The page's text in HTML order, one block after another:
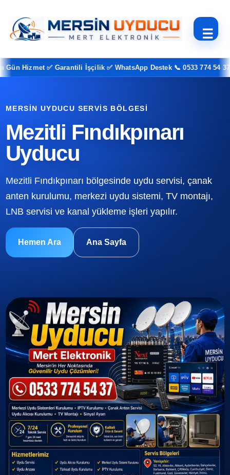
☰
Hizmet ✅ Garantili İşçilik ✅ WhatsApp Destek 📞 0533 774 54 37
MERSIN UYDUCU SERVIS BÖLGESI
Mezitli Fındıkpınarı
Uyducu
Mezitli Fındıkpınarı bölgesinde uydu servisi, çanak
anten kurulumu, merkezi uydu sistemi, TV montajı,
LNB servisi ve kanal yükleme işleri yapılır.
Hemen Ara Ana Sayfa